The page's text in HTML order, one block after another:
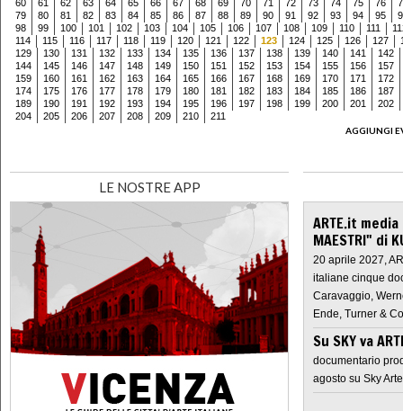
60 61 62 63 64 65 66 67 68 69 70 71 72 73 74 75 76
79
80 81 82 83 84 85 86 87 88 89 90 91 92 93 94 95
98
99 100 101 102 103 104 105 106 107 108 109 110 111
114
115 116 117 118 119 120 121 122 123 124 125 126 127
129
130 131 132 133 134 135 136 137 138 139 140 141
142
144
145 146 147 148 149 150 151 152 153 154 155 156
157
159
160 161 162 163 164 165 166 167 168 169 170 171
172
174
175 176 177 178 179 180 181 182 183 184 185 186
187
189
190 191 192 193 194 195 196 197 198 199 200 201
202
204
205 206 207 208 209 210
211
AGGIUNGI
LE NOSTRE APP
ARTE.it
MAESTRI" di
20 aprile 2027,
italiane cinque
Caravaggio,
Ende, Turner &
Su SKY va
documentario
agosto su Sky Arte